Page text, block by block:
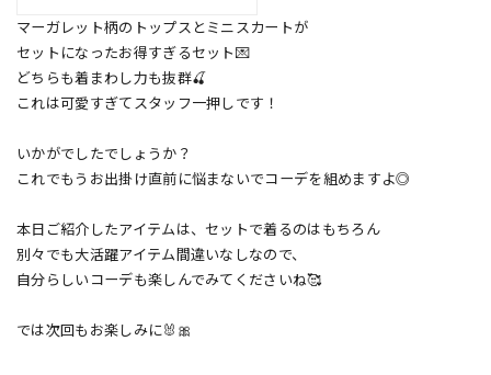
マーガレット柄のトップスとミニスカートが
セットになったお得すぎるセット💌
どちらも着まわし力も抜群🍒
これは可愛すぎてスタッフ一押しです！
いかがでしたでしょうか？
これでもうお出掛け直前に悩まないでコーデを組めますよ◎
本日ご紹介したアイテムは、セットで着るのはもちろん
別々でも大活躍アイテム間違いなしなので、
自分らしいコーデも楽しんでみてくださいね🥰
では次回もお楽しみに🐰🎀